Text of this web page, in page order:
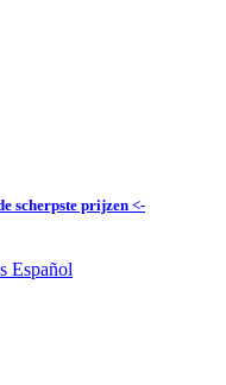
scherpste prijzen <-
Español